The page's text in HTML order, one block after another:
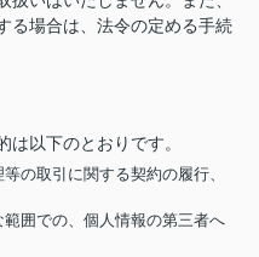
る場合は、法令の定める手続
以下のとおりです。
の取引に関する契約の履行、
囲での、個人情報の第三者へ